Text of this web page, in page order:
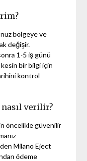
bölgeye ve
değişir.
1-5 iş günü
bir bilgi için
kontrol
verilir?
öncelikle güvenilir
Milano Eject
ödeme